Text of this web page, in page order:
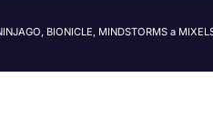
BIONICLE, MINDSTORMS a